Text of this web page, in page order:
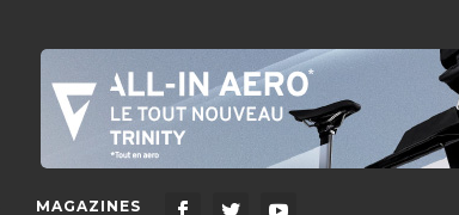
MAGAZINES